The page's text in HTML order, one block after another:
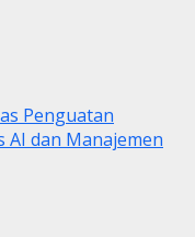
Penguatan
AI dan Manajemen